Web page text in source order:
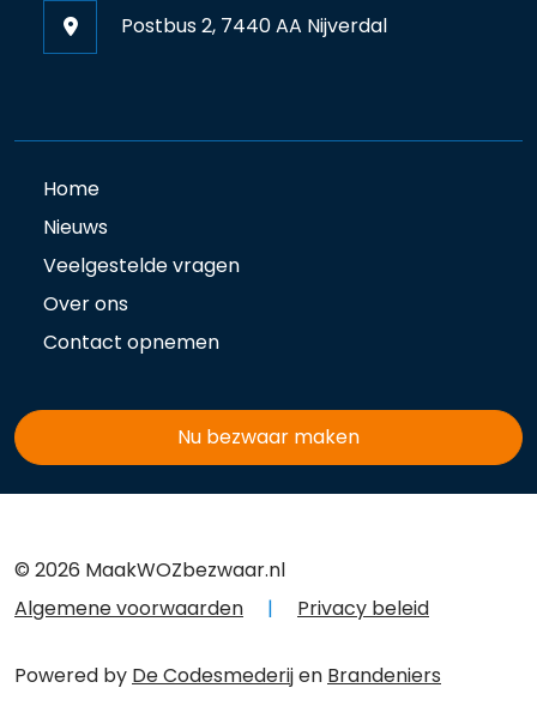
Postbus 2, 7440 AA Nijverdal
Home
Nieuws
Veelgestelde vragen
Over ons
Contact opnemen
Nu bezwaar maken
© 2026 MaakWOZbezwaar.nl
Algemene voorwaarden
| Privacy beleid
Powered by De Codesmederijen Brandeniers